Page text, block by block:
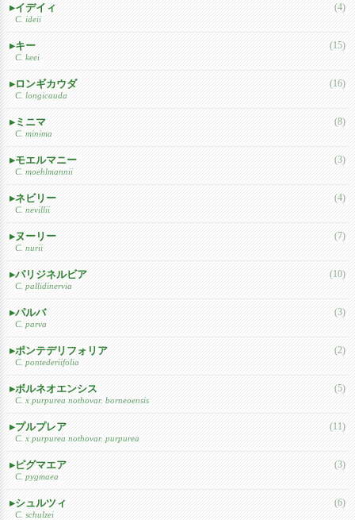
イデイィ
C. ideii
(4)
キー
C. keei
(15)
ロンギカウダ
C. longicauda
(16)
ミニマ
C. minima
(8)
モエルマニー
C. moehlmannii
(3)
ネビリー
C. nevillii
(4)
ヌーリー
C. nurii
(7)
パリジネルビア
C. pallidinervia
(10)
パルバ
C. parva
(3)
ポンテデリフォリア
C. pontederiifolia
(2)
ボルネオエンシス
C. x purpurea nothovar. borneoensis
(5)
プルプレア
C. x purpurea nothovar. purpurea
(11)
ピグマエア
C. pygmaea
(3)
シュルツィ
C. schulzei
(6)